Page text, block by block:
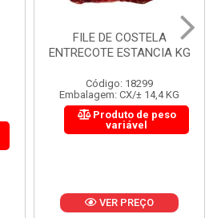
FILE DE COSTELA
ENTRECOTE ESTANCIA KG
Código: 18299
Embalagem: CX/± 14,4 KG
Produto de peso
variável
VER PREÇO